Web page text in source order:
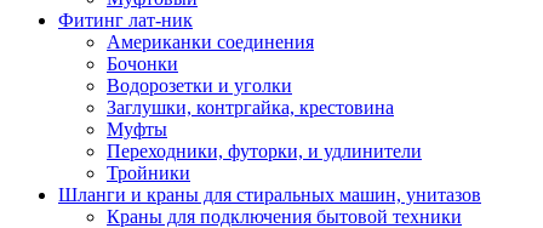
Фитинг лат-ник
Американки соединения
Бочонки
Водорозетки и уголки
Заглушки, контргайка, крестовина
Муфты
Переходники, футорки, и удлинители
Тройники
Шланги и краны для стиральных машин, унитазов
Краны для подключения бытовой техники